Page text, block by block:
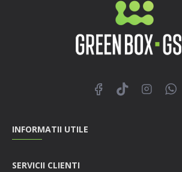
INFORMATII UTILE
SERVICII CLIENTI